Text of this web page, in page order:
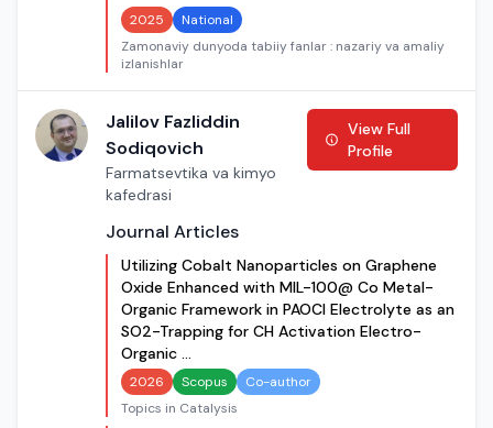
2025
National
Zamonaviy dunyoda tabiiy fanlar : nazariy va amaliy
izlanishlar
Jalilov Fazliddin
Sodiqovich
Farmatsevtika va kimyo
kafedrasi
View Full
Profile
Journal Articles
Utilizing Cobalt Nanoparticles on Graphene
Oxide Enhanced with MIL-100@ Co Metal-
Organic Framework in PAOCl Electrolyte as an
SO2-Trapping for CH Activation Electro-
Organic …
2026 Scopus
Co-author
Topics in Catalysis